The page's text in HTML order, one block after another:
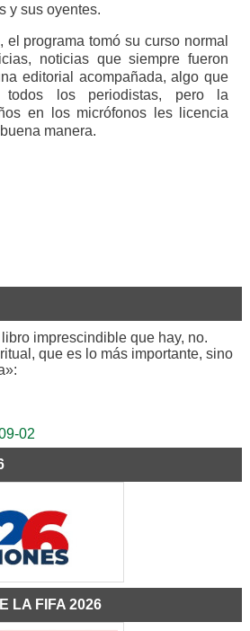
y sus oyentes.
el programa tomó su curso normal
noticias que siempre fueron
editorial acompañada, algo que
los periodistas, pero la
en los micrófonos les licencia
manera.
imprescindible que hay, no.
que es lo más importante, sino
LA FIFA 2026